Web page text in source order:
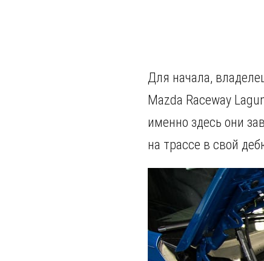
Для начала,
Mazda Raceway
именно здесь они
на трассе в свой